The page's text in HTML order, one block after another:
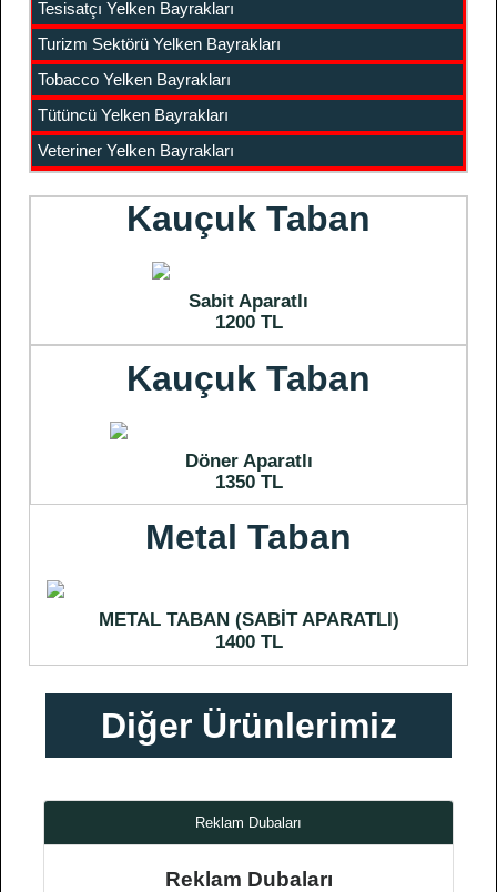
Tesisatçı Yelken Bayrakları
Turizm Sektörü Yelken Bayrakları
Tobacco Yelken Bayrakları
Tütüncü Yelken Bayrakları
Veteriner Yelken Bayrakları
Kauçuk Taban
Sabit Aparatlı
1200 TL
Kauçuk Taban
Döner Aparatlı
1350 TL
Metal Taban
METAL TABAN (SABİT APARATLI)
1400 TL
Diğer Ürünlerimiz
Reklam Dubaları
Reklam Dubaları